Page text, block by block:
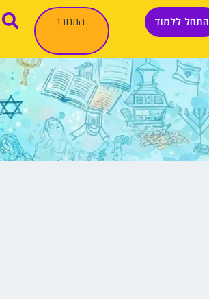
התחל ללמוד התחבר